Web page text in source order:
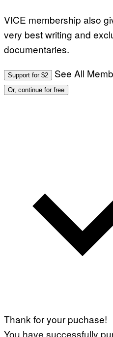
VICE membership also
very best writing and
documentaries.
Support for $2 See All
Or, continue for free
Thank for your puchase!
You have successfully